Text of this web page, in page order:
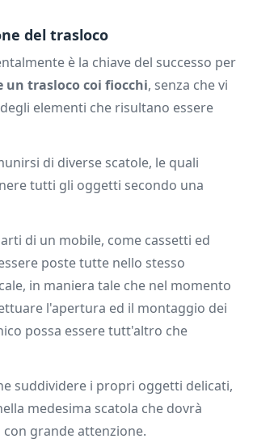
del trasloco
è la chiave del successo per
un trasloco coi fiocchi, senza che vi
elementi che risultano essere
di diverse scatole, le quali
tutti gli oggetti secondo una
di un mobile, come cassetti ed
poste tutte nello stesso
in maniera tale che nel momento
l'apertura ed il montaggio dei
possa essere tutt'altro che
suddividere i propri oggetti delicati,
medesima scatola che dovrà
con grande attenzione.